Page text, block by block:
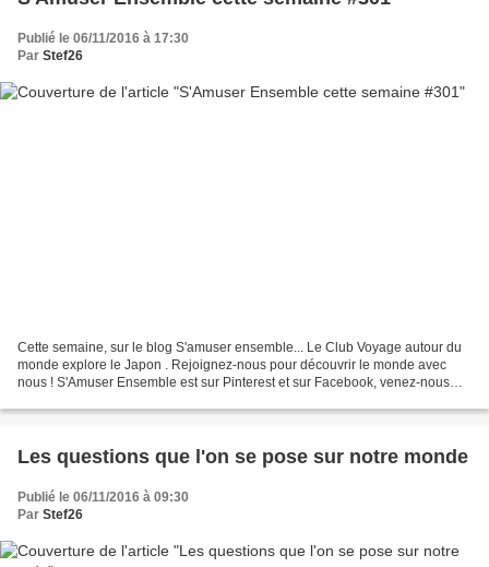
Publié le 06/11/2016 à 17:30
Par Stef26
Cette semaine, sur le blog S'amuser ensemble... Le Club Voyage autour du
monde explore le Japon . Rejoignez-nous pour découvrir le monde avec
nous ! S'Amuser Ensemble est sur Pinterest et sur Facebook, venez-nous
Les questions que l'on se pose sur notre monde
Publié le 06/11/2016 à 09:30
Par Stef26